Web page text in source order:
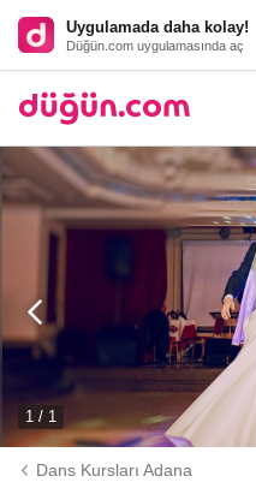
Uygulamada daha kolay!
Düğün.com uygulamasında aç
1 / 1
Dans Kursları Adana